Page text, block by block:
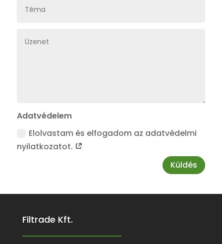
Adatvédelem
Elolvastam és elfogadom az adatvédelmi
nyilatkozatot.
Küldés
Filtrade Kft.